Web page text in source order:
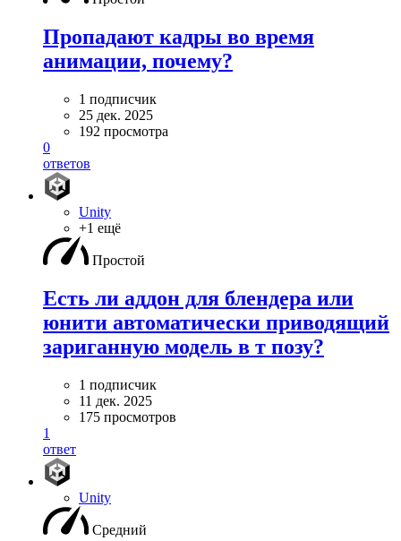
Пропадают кадры во время
анимации, почему?
1 подписчик
25 дек. 2025
192 просмотра
0
ответов
Unity
+1 ещё
Простой
Есть ли аддон для блендера или
юнити автоматически приводящий
зариганную модель в т позу?
1 подписчик
11 дек. 2025
175 просмотров
1
ответ
Unity
Средний